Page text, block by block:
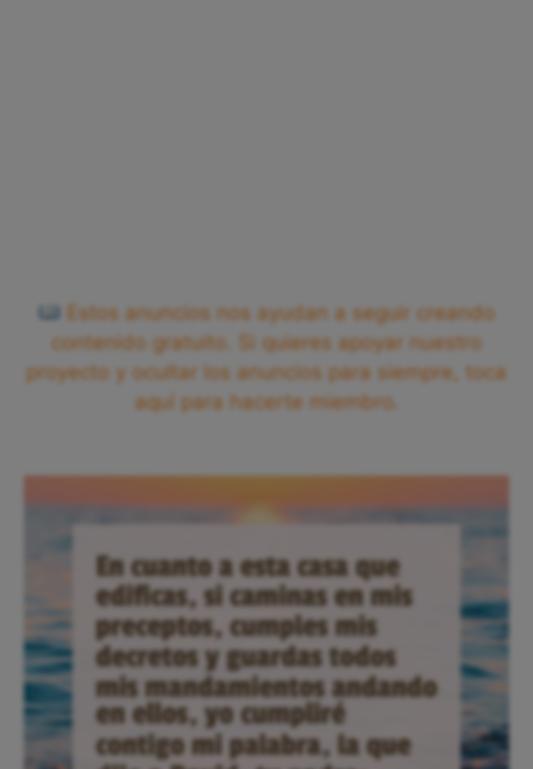
Estos anuncios nos ayudan a seguir creando
contenido gratuito. Si quieres apoyar nuestro
proyecto y ocultar los anuncios para siempre, toca
aquí para hacerte miembro.